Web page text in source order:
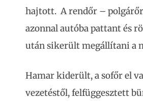
hajtott. A rendőr –
azonnal autóba pattant és
után sikerült megállítani a
Hamar kiderült, a sofőr el
vezetéstől, felfüggesztett